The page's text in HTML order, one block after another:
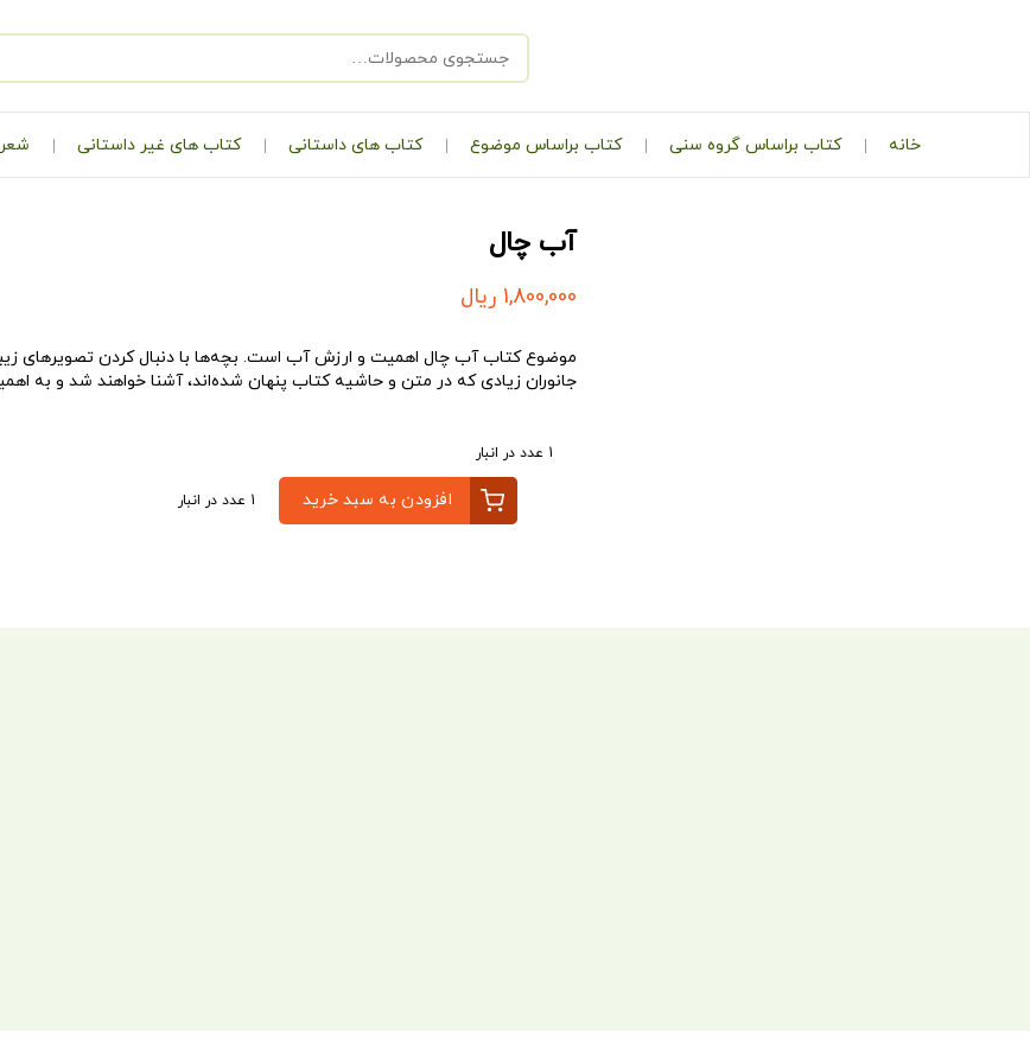
خانه کتاب براساس گروه سنی کتاب براساس موضوع کتاب های داستانی کتاب های غیر داستانی
آب‌ چال
1,800,000 ریال
موضوع کتاب آب‌ چال اهمیت و ارزش آب است. بچه‌ها با دنبال کردن تصویرهای
جانوران زیادی که در متن و حاشیه کتاب پنهان شده‌اند، آشنا خواهند شد و به
1 عدد در انبار
افزودن به سبد خرید 1 عدد در انبار